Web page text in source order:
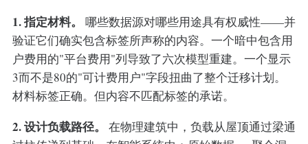
1. 指定材料。
哪些数据源对哪些用途具有权威性——并
验证它们确实包含标签所声称的内容。一个暗中包含用
户费用的"平台费用"列导致了六次模型重建。一个显示
3而不是80的"可计费用户"字段扭曲了整个迁移计划。
材料标签正确。但内容不匹配标签的承诺。
2. 设计负载路径。
在物理建筑中，负载从屋顶通过梁通